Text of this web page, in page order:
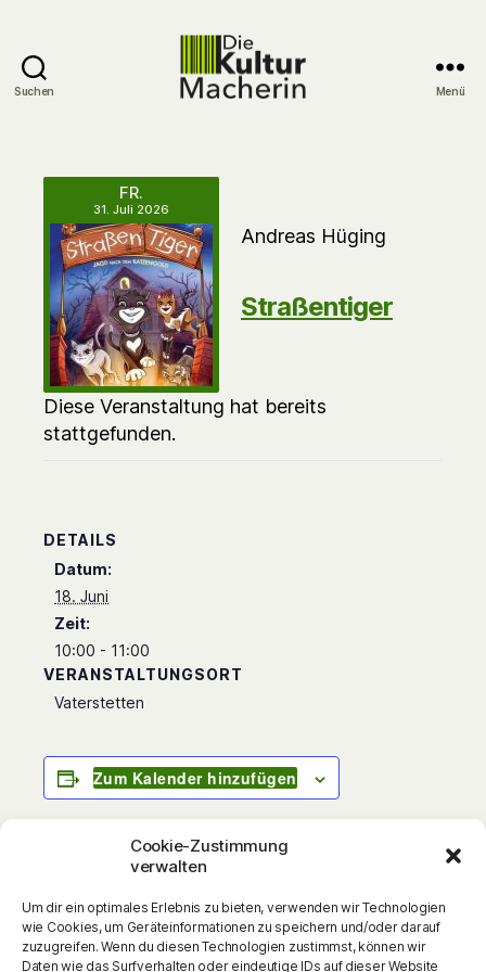
Cookie-Zustimmung
verwalten
Um dir ein optimales Erlebnis zu bieten, verwenden wir Technologien
wie Cookies, um Geräteinformationen zu speichern und/oder darauf
zuzugreifen. Wenn du diesen Technologien zustimmst, können wir
Daten wie das Surfverhalten oder eindeutige IDs auf dieser Website
Suchen Menü
FR.
31. Juli 2026
Andreas Hüging
Straßentiger
Diese Veranstaltung hat bereits
stattgefunden.
DETAILS
Datum:
18. Juni
Zeit:
10:00 - 11:00
VERANSTALTUNGSORT
Vaterstetten
Zum Kalender hinzufügen
verwöhnte junge Hauskater Caruso den
verwegenen Straßenkatzen Sushi und Puma